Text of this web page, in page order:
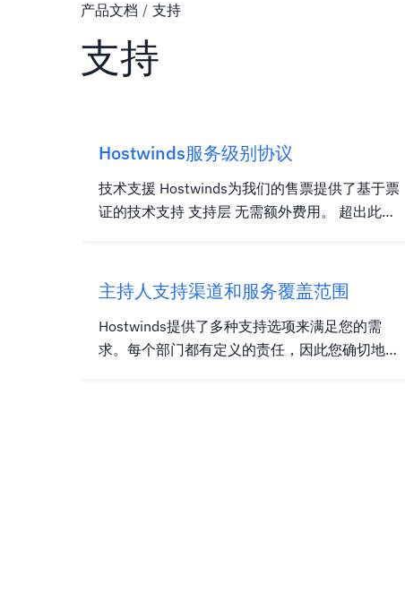
产品文档 / 支持
支持
Hostwinds服务级别协议
技术支援 Hostwinds为我们的售票提供了基于票
证的技术支持 支持层 无需额外费用。 超出此问
Hostwinds也不提供对第三方提供商持有的服务
的支持。 营业时间 任何假期都没有关闭
Hostwinds，以更好地为全球客户提供服务。我
们每天开放二十四小时，每年三百六十五天
主持人支持渠道和服务覆盖范围
Hostwinds提供了多种支持选项来满足您的需
求。每个部门都有定义的责任，因此您确切地知